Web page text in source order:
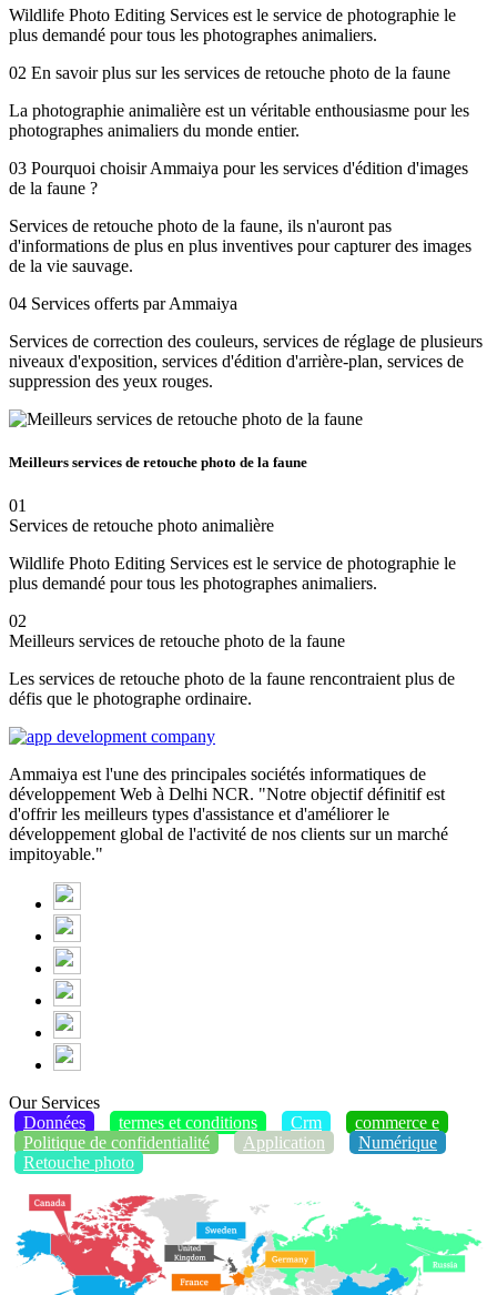
Wildlife Photo Editing Services est le service de photographie le
plus demandé pour tous les photographes animaliers.
02 En savoir plus sur les services de retouche photo de la faune
La photographie animalière est un véritable enthousiasme pour les
photographes animaliers du monde entier.
03 Pourquoi choisir Ammaiya pour les services d'édition d'images
de la faune ?
Services de retouche photo de la faune, ils n'auront pas
d'informations de plus en plus inventives pour capturer des images
de la vie sauvage.
04 Services offerts par Ammaiya
Services de correction des couleurs, services de réglage de plusieurs
niveaux d'exposition, services d'édition d'arrière-plan, services de
suppression des yeux rouges.
Meilleurs services de retouche photo de la faune
01
Services de retouche photo animalière
Wildlife Photo Editing Services est le service de photographie le
plus demandé pour tous les photographes animaliers.
02
Meilleurs services de retouche photo de la faune
Les services de retouche photo de la faune rencontraient plus de
défis que le photographe ordinaire.
Ammaiya est l'une des principales sociétés informatiques de
développement Web à Delhi NCR. "Notre objectif définitif est
d'offrir les meilleurs types d'assistance et d'améliorer le
développement global de l'activité de nos clients sur un marché
impitoyable."
Our Services
Données
termes et conditions Crm
commerce e
Politique de confidentialité
Application
Numérique
Retouche photo